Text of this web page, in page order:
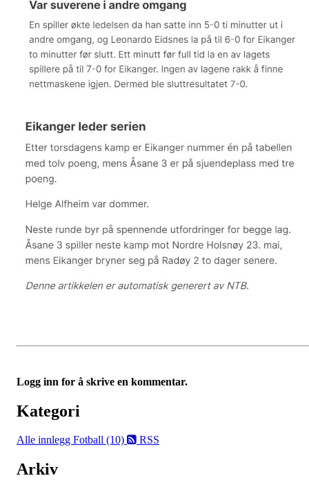
Logg inn for å skrive en kommentar.
Kategori
Alle innlegg Fotball (10) RSS
Arkiv